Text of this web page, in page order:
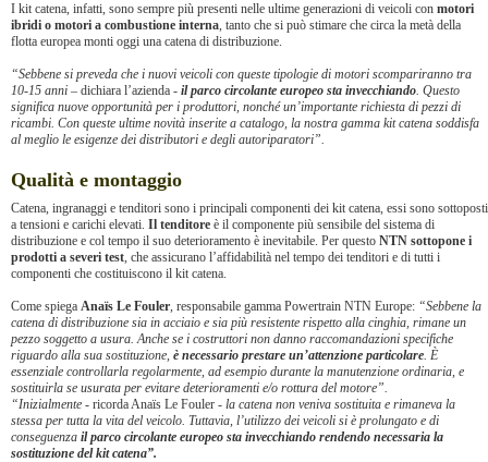
I kit catena, infatti, sono sempre più presenti nelle ultime generazioni di veicoli con motori
ibridi o motori a combustione interna, tanto che si può stimare che circa la metà della
flotta europea monti oggi una catena di distribuzione.
“Sebbene si preveda che i nuovi veicoli con queste tipologie di motori scompariranno tra
10-15 anni – dichiara l’azienda - il parco circolante europeo sta invecchiando. Questo
significa nuove opportunità per i produttori, nonché un’importante richiesta di pezzi di
ricambi. Con queste ultime novità inserite a catalogo, la nostra gamma kit catena soddisfa
al meglio le esigenze dei distributori e degli autoriparatori”.
Qualità e montaggio
Catena, ingranaggi e tenditori sono i principali componenti dei kit catena, essi sono sottoposti
a tensioni e carichi elevati. Il tenditore è il componente più sensibile del sistema di
distribuzione e col tempo il suo deterioramento è inevitabile. Per questo NTN sottopone i
prodotti a severi test, che assicurano l’affidabilità nel tempo dei tenditori e di tutti i
componenti che costituiscono il kit catena.
Come spiega Anaïs Le Fouler, responsabile gamma Powertrain NTN Europe: “Sebbene la
catena di distribuzione sia in acciaio e sia più resistente rispetto alla cinghia, rimane un
pezzo soggetto a usura. Anche se i costruttori non danno raccomandazioni specifiche
riguardo alla sua sostituzione, è necessario prestare un’attenzione particolare. È
essenziale controllarla regolarmente, ad esempio durante la manutenzione ordinaria, e
sostituirla se usurata per evitare deterioramenti e/o rottura del motore”.
“Inizialmente - ricorda Anaïs Le Fouler - la catena non veniva sostituita e rimaneva la
stessa per tutta la vita del veicolo. Tuttavia, l’utilizzo dei veicoli si è prolungato e di
conseguenza il parco circolante europeo sta invecchiando rendendo necessaria la
sostituzione del kit catena”.